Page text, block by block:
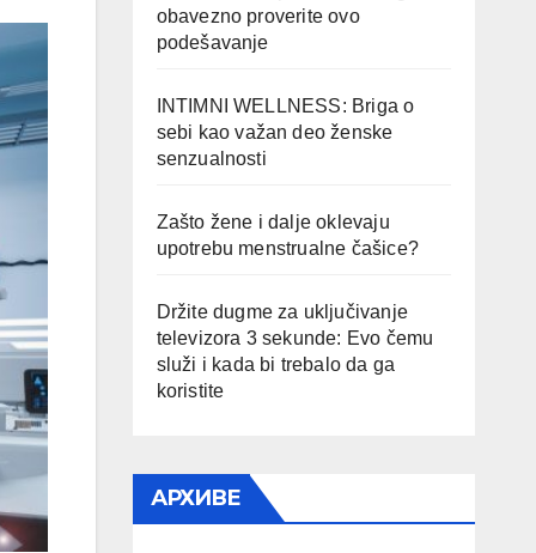
obavezno proverite ovo
podešavanje
INTIMNI WELLNESS: Briga o
sebi kao važan deo ženske
senzualnosti
Zašto žene i dalje oklevaju
upotrebu menstrualne čašice?
Držite dugme za uključivanje
televizora 3 sekunde: Evo čemu
služi i kada bi trebalo da ga
koristite
АРХИВЕ